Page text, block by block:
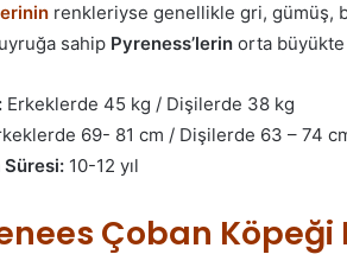
renkleriyse genellikle gri, gümüş,
sahip Pyreness’lerin orta büyükte
Erkeklerde 45 kg / Dişilerde 38 kg
69- 81 cm / Dişilerde 63 – 74
Süresi: 10-12 yıl
Çoban